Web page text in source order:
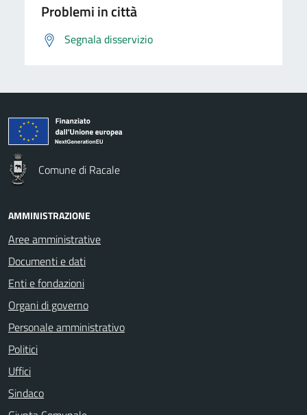
Problemi in città
Segnala disservizio
Comune di Racale
AMMINISTRAZIONE
Aree amministrative
Documenti e dati
Enti e fondazioni
Organi di governo
Personale amministrativo
Politici
Uffici
Sindaco